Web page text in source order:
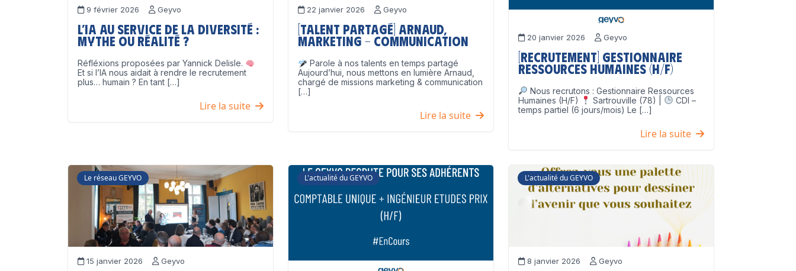
9 février 2026 Geyvo
L’IA au service de la diversité :
mythe ou réalité ?
Réfléxions proposées par Yannick Delisle.
Et si l’IA nous aidait à rendre le recrutement
plus… humain ? En tant […]
Lire la suite
22 janvier 2026 Geyvo
[Talent partagé] Arnaud,
Marketing – Communication
Parole à nos talents en temps partagé
Aujourd’hui, nous mettons en lumière Arnaud,
chargé de missions marketing & communication
[…]
Lire la suite
20 janvier 2026 Geyvo
[Recrutement] Gestionnaire
Ressources Humaines (H/F)
Nous recrutons : Gestionnaire Ressources
Humaines (H/F)
Sartrouville (78) |
CDI –
temps partiel (6 jours/mois) Le […]
Lire la suite
Le réseau GEYVO
15 janvier 2026 Geyvo
L'actualité du GEYVO L'actualité du GEYVO
8 janvier 2026 Geyvo